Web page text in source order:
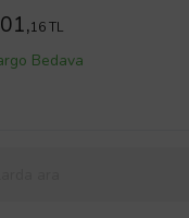
16 TL
Bedava